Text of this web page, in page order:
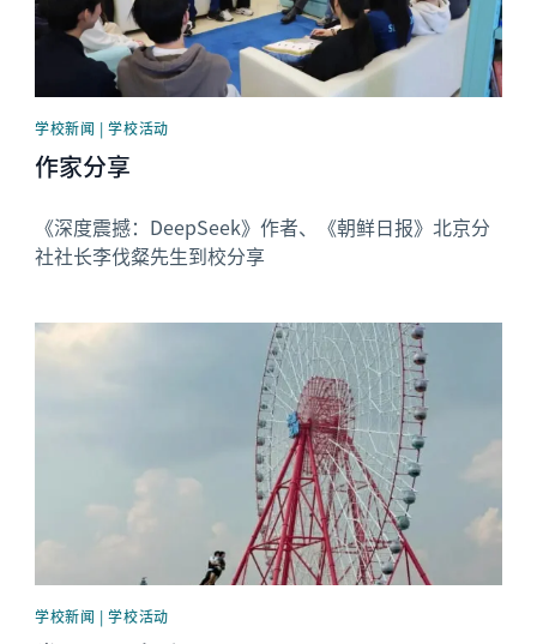
学校新闻 | 学校活动
作家分享
《深度震撼：DeepSeek》作者、《朝鲜日报》北京分
社社长李伐粲先生到校分享
News image
学校新闻 | 学校活动